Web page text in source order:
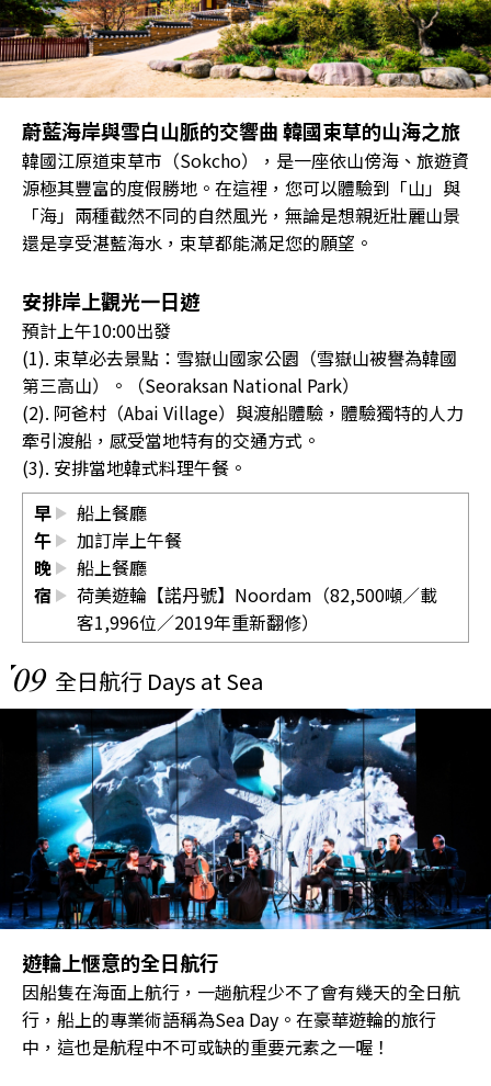
蔚藍海岸與雪白山脈的交響曲 韓國束草的山海之旅
韓國江原道束草市（Sokcho），是一座依山傍海、旅遊資
源極其豐富的度假勝地。在這裡，您可以體驗到「山」與
「海」兩種截然不同的自然風光，無論是想親近壯麗山景
還是享受湛藍海水，束草都能滿足您的願望。
安排岸上觀光一日遊
預計上午10:00出發
(1). 束草必去景點：雪嶽山國家公園（雪嶽山被譽為韓國
第三高山）。（Seoraksan National Park）
(2). 阿爸村（Abai Village）與渡船體驗，體驗獨特的人力
牽引渡船，感受當地特有的交通方式。
(3). 安排當地韓式料理午餐。
早
船上餐廳
午
加訂岸上午餐
晚
船上餐廳
宿
荷美遊輪【諾丹號】Noordam（82,500噸／載
客1,996位／2019年重新翻修）
09 全日航行 Days at Sea
遊輪上愜意的全日航行
因船隻在海面上航行，一趟航程少不了會有幾天的全日航
行，船上的專業術語稱為Sea Day。在豪華遊輪的旅行
中，這也是航程中不可或缺的重要元素之一喔！